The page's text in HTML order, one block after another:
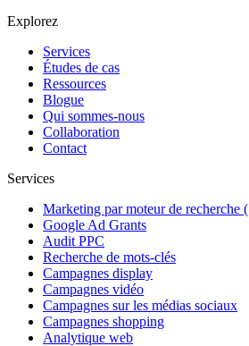
Explorez
Services
Études de cas
Ressources
Blogue
Qui sommes-nous
Collaboration
Contact
Services
Marketing par moteur de recherche
Google Ad Grants
Audit PPC
Recherche de mots-clés
Campagnes display
Campagnes vidéo
Campagnes sur les médias sociaux
Campagnes shopping
Analytique web